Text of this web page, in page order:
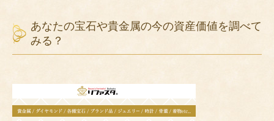
あなたの宝石や貴金属の今の資産価値を調べて
みる？